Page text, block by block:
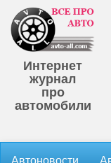
Интернет
журнал
про
автомобили